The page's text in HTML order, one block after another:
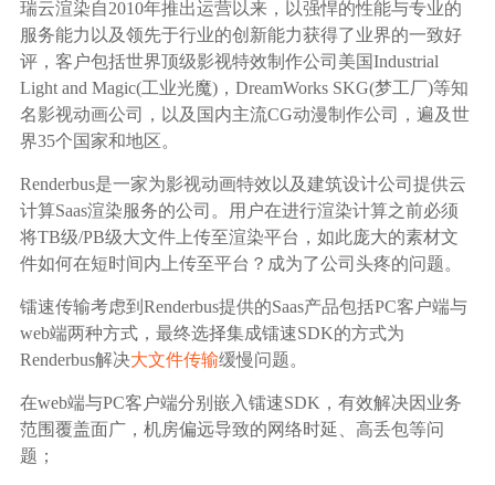
广告媒体
金融行业
基因行业
汽车行业
生产制造业
IT互联网行业
影视制作业
瑞云渲染自2010年推出运营以来，以强悍的性能与专业的
服务能力以及领先于行业的创新能力获得了业界的一致好
评，客户包括世界顶级影视特效制作公司美国Industrial
Light and Magic(工业光魔)，DreamWorks SKG(梦工厂)等知
名影视动画公司，以及国内主流CG动漫制作公司，遍及世
界35个国家和地区。
Renderbus是一家为影视动画特效以及建筑设计公司提供云
计算Saas渲染服务的公司。用户在进行渲染计算之前必须
将TB级/PB级大文件上传至渲染平台，如此庞大的素材文
件如何在短时间内上传至平台？成为了公司头疼的问题。
镭速传输考虑到Renderbus提供的Saas产品包括PC客户端与
web端两种方式，最终选择集成镭速SDK的方式为
Renderbus解决大文件传输缓慢问题。
在web端与PC客户端分别嵌入镭速SDK，有效解决因业务
范围覆盖面广，机房偏远导致的网络时延、高丢包等问
题；